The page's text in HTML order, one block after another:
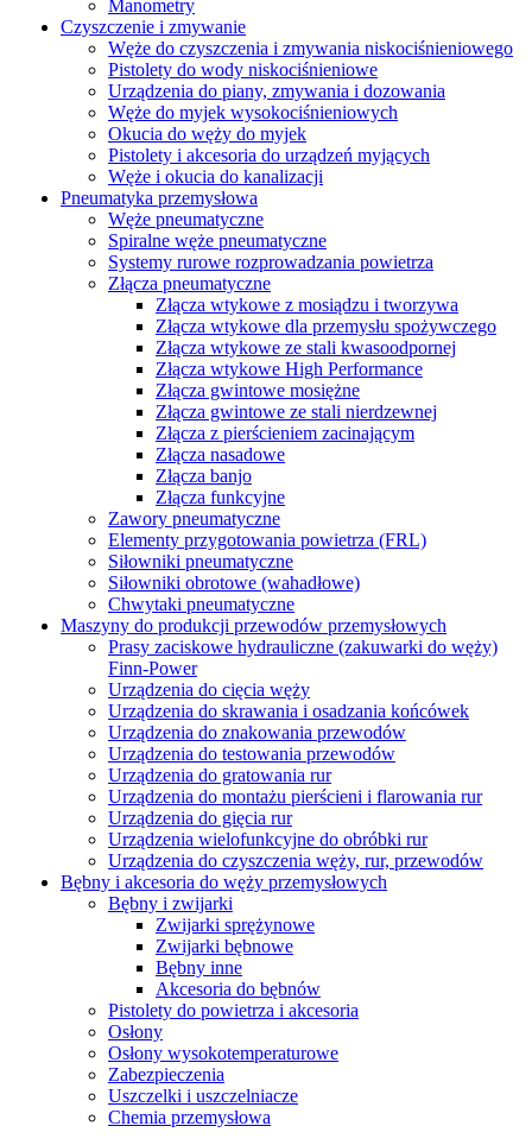
Manometry
Czyszczenie i zmywanie
Węże do czyszczenia i zmywania niskociśnieniowego
Pistolety do wody niskociśnieniowe
Urządzenia do piany, zmywania i dozowania
Węże do myjek wysokociśnieniowych
Okucia do węży do myjek
Pistolety i akcesoria do urządzeń myjących
Węże i okucia do kanalizacji
Pneumatyka przemysłowa
Węże pneumatyczne
Spiralne węże pneumatyczne
Systemy rurowe rozprowadzania powietrza
Złącza pneumatyczne
Złącza wtykowe z mosiądzu i tworzywa
Złącza wtykowe dla przemysłu spożywczego
Złącza wtykowe ze stali kwasoodpornej
Złącza wtykowe High Performance
Złącza gwintowe mosiężne
Złącza gwintowe ze stali nierdzewnej
Złącza z pierścieniem zacinającym
Złącza nasadowe
Złącza banjo
Złącza funkcyjne
Zawory pneumatyczne
Elementy przygotowania powietrza (FRL)
Siłowniki pneumatyczne
Siłowniki obrotowe (wahadłowe)
Chwytaki pneumatyczne
Maszyny do produkcji przewodów przemysłowych
Prasy zaciskowe hydrauliczne (zakuwarki do węży)
Finn-Power
Urządzenia do cięcia węży
Urządzenia do skrawania i osadzania końcówek
Urządzenia do znakowania przewodów
Urządzenia do testowania przewodów
Urządzenia do gratowania rur
Urządzenia do montażu pierścieni i flarowania rur
Urządzenia do gięcia rur
Urządzenia wielofunkcyjne do obróbki rur
Urządzenia do czyszczenia węży, rur, przewodów
Bębny i akcesoria do węży przemysłowych
Bębny i zwijarki
Zwijarki sprężynowe
Zwijarki bębnowe
Bębny inne
Akcesoria do bębnów
Pistolety do powietrza i akcesoria
Osłony
Osłony wysokotemperaturowe
Zabezpieczenia
Uszczelki i uszczelniacze
Chemia przemysłowa